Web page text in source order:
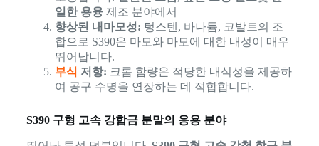
일한 용융제조 분야에서
향상된 내마모성: 텅스텐, 바나듐, 코발트의 조
합으로 S390은 마모와 마모에 대한 내성이 매우
뛰어납니다.
부식 저항: 크롬 함량은 적당한 내식성을 제공하
여 공구 수명을 연장하는 데 적합합니다.
S390 구형 고속 강합금 분말의 응용 분야